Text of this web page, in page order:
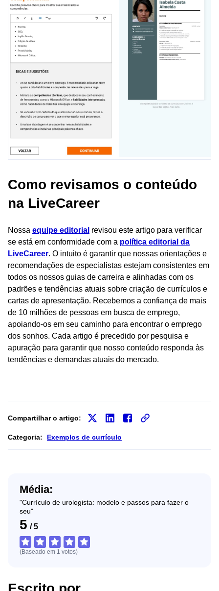
Como revisamos o conteúdo
na LiveCareer
Nossa equipe editorial revisou este artigo para verificar
se está em conformidade com a política editorial da
LiveCareer. O intuito é garantir que nossas orientações e
recomendações de especialistas estejam consistentes em
todos os nossos guias de carreira e alinhadas com os
padrões e tendências atuais sobre criação de currículos e
cartas de apresentação. Recebemos a confiança de mais
de 10 milhões de pessoas em busca de emprego,
apoiando-os em seu caminho para encontrar o emprego
dos sonhos. Cada artigo é precedido por pesquisa e
apuração para garantir que nosso conteúdo responda às
tendências e demandas atuais do mercado.
Compartilhar o artigo:
Categoria: Exemplos de currículo
Média:
"Currículo de urologista: modelo e passos para fazer o
seu"
5 / 5
(Baseado em 1 votos)